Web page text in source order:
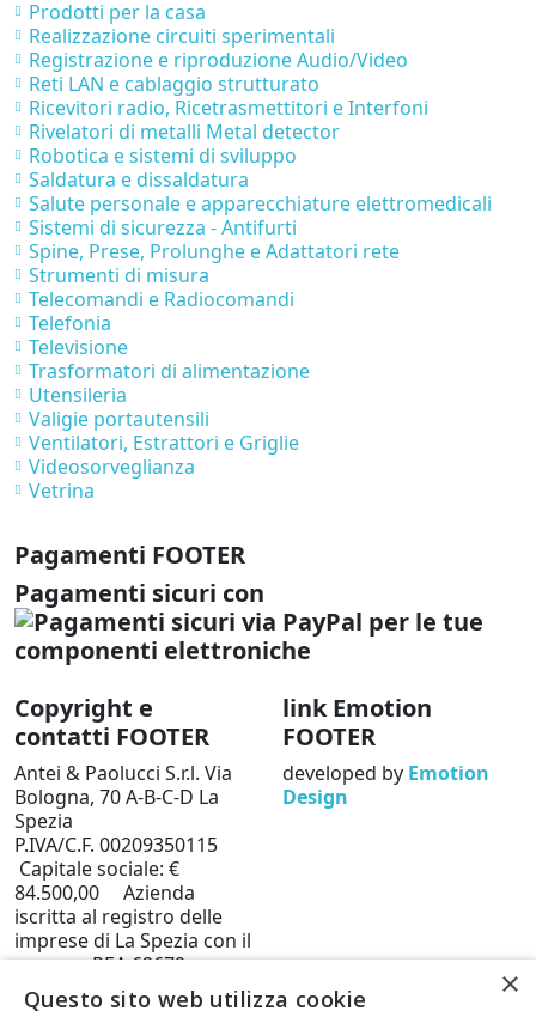
Prodotti per la casa
Realizzazione circuiti sperimentali
Registrazione e riproduzione Audio/Video
Reti LAN e cablaggio strutturato
Ricevitori radio, Ricetrasmettitori e Interfoni
Rivelatori di metalli Metal detector
Robotica e sistemi di sviluppo
Saldatura e dissaldatura
Salute personale e apparecchiature elettromedicali
Sistemi di sicurezza - Antifurti
Spine, Prese, Prolunghe e Adattatori rete
Strumenti di misura
Telecomandi e Radiocomandi
Telefonia
Televisione
Trasformatori di alimentazione
Utensileria
Valigie portautensili
Ventilatori, Estrattori e Griglie
Videosorveglianza
Vetrina
Pagamenti FOOTER
Pagamenti sicuri con
Copyright e
contatti FOOTER
Antei & Paolucci S.r.l. Via
Bologna, 70 A-B-C-D La
Spezia
P.IVA/C.F. 00209350115
Capitale sociale: €
84.500,00 Azienda
iscritta al registro delle
imprese di La Spezia con il
numero REA 62679
Privacy policy
Cookie
link Emotion
FOOTER
developed by Emotion
Design
×
Questo sito web utilizza cookie